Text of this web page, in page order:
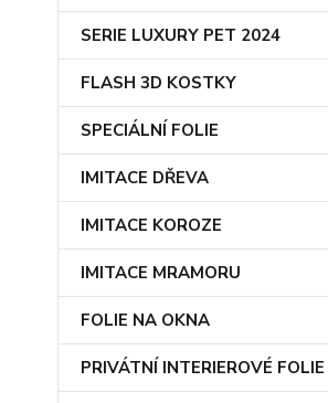
SERIE LUXURY PET 2024
FLASH 3D KOSTKY
SPECIÁLNÍ FOLIE
IMITACE DŘEVA
IMITACE KOROZE
IMITACE MRAMORU
FOLIE NA OKNA
PRIVÁTNÍ INTERIEROVÉ FOLIE